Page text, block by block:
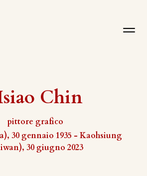
Chin
pittore grafico
30 gennaio 1935 - Kaohsiung
30 giugno 2023